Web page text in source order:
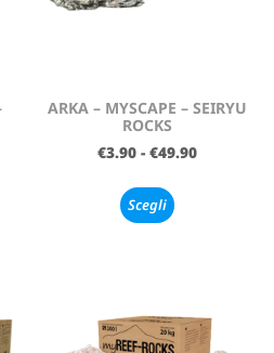
ARKA – MYSCAPE – SEIRYU
ROCKS
€3.90 - €49.90
Scegli